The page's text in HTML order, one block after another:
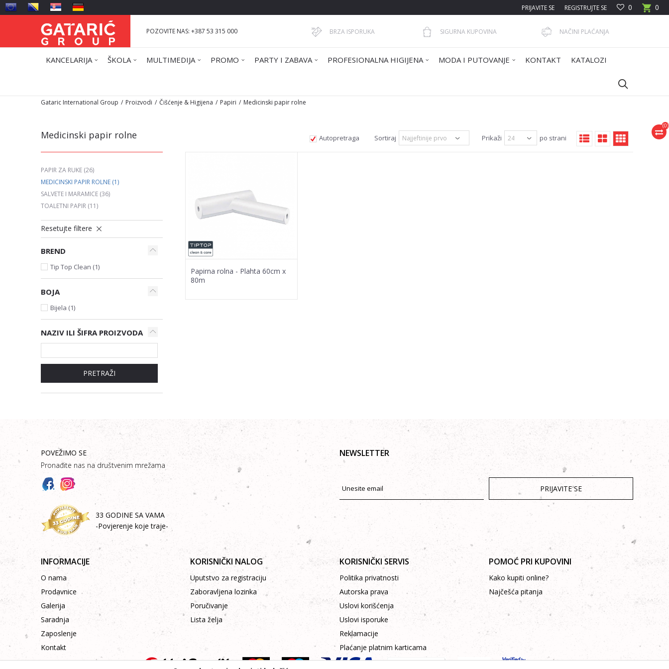
0
0
PRIJAVITE SE REGISTRUJTE SE
POZOVITE NAS: +387 53 315 000 BRZA ISPORUKA SIGURNA KUPOVINA NAČINI PLAĆANJA
KANCELARIJA ŠKOLA MULTIMEDIJA PROMO PARTY I ZABAVA PROFESIONALNA HIGIJENA MODA I PUTOVANJE KONTAKT KATALOZI
(0)
Gataric International Group Proizvodi Čišćenje & Higijena Papiri Medicinski papir rolne
Medicinski papir rolne Autopretraga Sortiraj Prikaži po strani
PAPIR ZA RUKE (26)
MEDICINSKI PAPIR ROLNE (1)
SALVETE I MARAMICE (36)
TOALETNI PAPIR (11)
Resetujte filtere
BREND
Tip Top Clean (1)
BOJA
Bijela (1)
NAZIV ILI ŠIFRA PROIZVODA
PRETRAŽI
Papirna rolna - Plahta 60cm x
80m
POVEŽIMO SE
Pronađite nas na društvenim mrežama
33 GODINE SA VAMA
-Povjerenje koje traje-
NEWSLETTER
PRIJAVITE SE
INFORMACIJE
O nama
Prodavnice
Galerija
Saradnja
Zaposlenje
Kontakt
KORISNIČKI NALOG
Uputstvo za registraciju
Zaboravljena lozinka
Poručivanje
Lista želja
KORISNIČKI SERVIS
Politika privatnosti
Autorska prava
Uslovi korišćenja
Uslovi isporuke
Reklamacije
Plaćanje platnim karticama
POMOĆ PRI KUPOVINI
Kako kupiti online?
Najčešća pitanja